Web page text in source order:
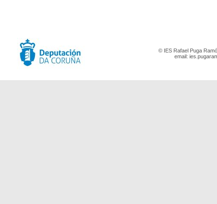
© IES Rafael Puga
email: